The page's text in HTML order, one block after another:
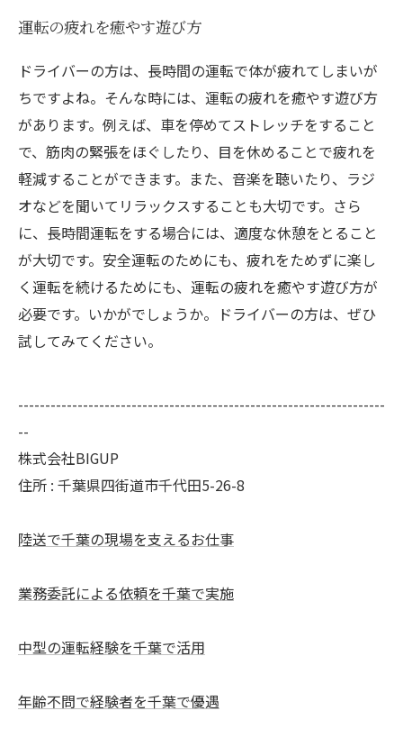
運転の疲れを癒やす遊び方
ドライバーの方は、長時間の運転で体が疲れてしまいが
ちですよね。そんな時には、運転の疲れを癒やす遊び方
があります。例えば、車を停めてストレッチをすること
で、筋肉の緊張をほぐしたり、目を休めることで疲れを
軽減することができます。また、音楽を聴いたり、ラジ
オなどを聞いてリラックスすることも大切です。さら
に、長時間運転をする場合には、適度な休憩をとること
が大切です。安全運転のためにも、疲れをためずに楽し
く運転を続けるためにも、運転の疲れを癒やす遊び方が
必要です。いかがでしょうか。ドライバーの方は、ぜひ
試してみてください。
--------------------------------------------------------------------
--
株式会社BIGUP
住所 : 千葉県四街道市千代田5-26-8
陸送で千葉の現場を支えるお仕事
業務委託による依頼を千葉で実施
中型の運転経験を千葉で活用
年齢不問で経験者を千葉で優遇